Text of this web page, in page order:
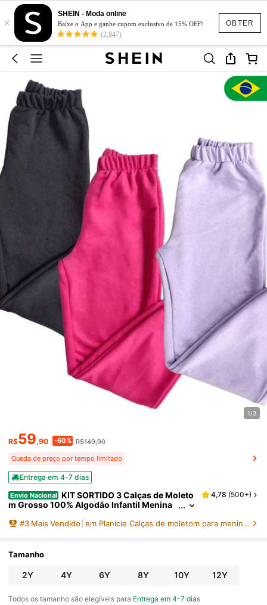
OBTER
×
SHEIN - Moda online
Baixe o App e ganhe cupom exclusivo de 15% OFF!
(2,847)
1/3
R$59,90 -60% R$149,90
Queda de preço por tempo limitado
Entrega em 4-7 dias
Envio Nacional KIT SORTIDO 3 Calças de Moleto
m Grosso 100% Algodão Infantil Menina
4,78 (500+)
#3 Mais Vendido em Planície Calças de moletom para meninas adolesc
Tamanho
2Y 4Y 6Y 8Y 10Y 12Y
Todos os tamanho são elegíveis para Entrega em 4-7 dias